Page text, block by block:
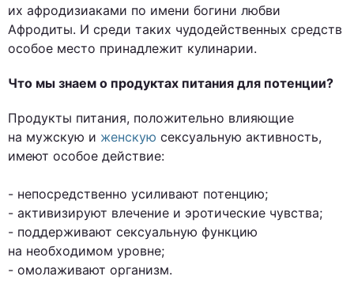
их афродизиаками по имени богини любви
Афродиты. И среди таких чудодейственных средств
особое место принадлежит кулинарии.
Что мы знаем о продуктах питания для потенции?
Продукты питания, положительно влияющие
на мужскую и женскую сексуальную активность,
имеют особое действие:
- непосредственно усиливают потенцию;
- активизируют влечение и эротические чувства;
- поддерживают сексуальную функцию
на необходимом уровне;
- омолаживают организм.